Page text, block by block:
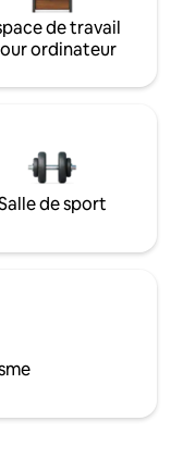
de travail
ordinateur
de sport